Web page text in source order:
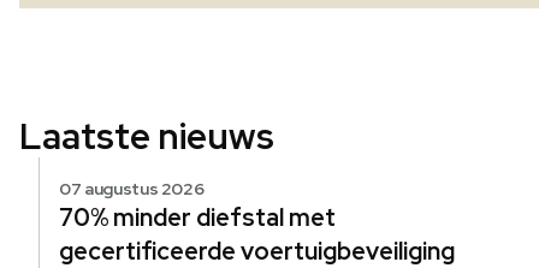
Laatste nieuws
07 augustus 2026
70% minder diefstal met
gecertificeerde voertuigbeveiliging